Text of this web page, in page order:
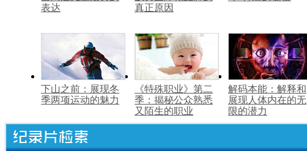
表达
真正原因
下山之前：展现冬
季两项运动的魅力
《特殊职业》第二
季：揭秘公众熟悉
又陌生的职业
解码本能：解释和
展现人体内在的无
限的潜力